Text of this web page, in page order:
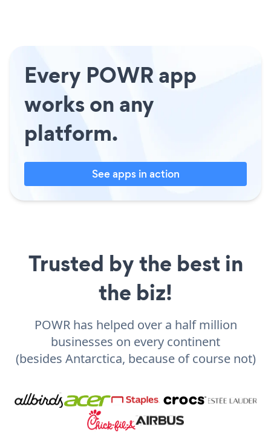
Every POWR app
works on any
platform.
See apps in action
Trusted by the best in
the biz!
POWR has helped over a half million
businesses on every continent
(besides Antarctica, because of course not)